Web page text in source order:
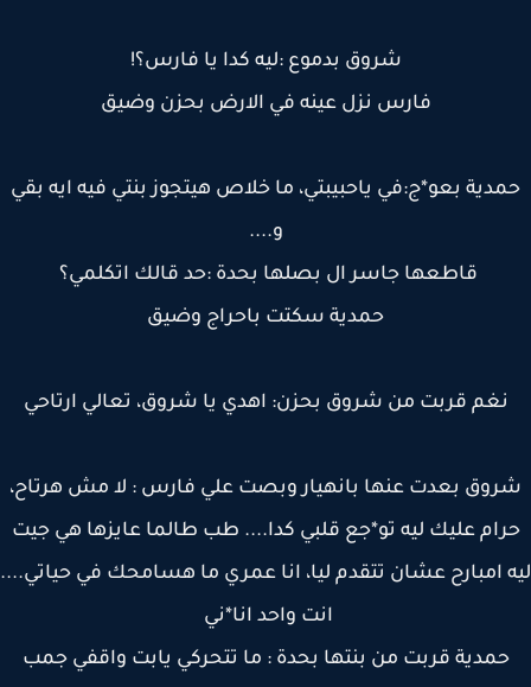
شروق بدموع :ليه كدا يا فارس؟!
فارس نزل عينه في الارض بحزن وضيق
بعو*ج:في ياحبيبتي، ما خلاص هيتجوز بنتي فيه ايه بقي
و....
قاطعها جاسر ال بصلها بحدة :حد قالك اتكلمي؟
حمدية سكتت باحراج وضيق
نغم قربت من شروق بحزن: اهدي يا شروق، تعالي ارتاحي
بعدت عنها بانهيار وبصت علي فارس : لا مش هرتاح،
عليك ليه تو*جع قلبي كدا.... طب طالما عايزها هي جيت
امبارح عشان تتقدم ليا، انا عمري ما هسامحك في حياتي....
انت واحد انا*ني
حمدية قربت من بنتها بحدة : ما تتحركي يابت واقفي جمب